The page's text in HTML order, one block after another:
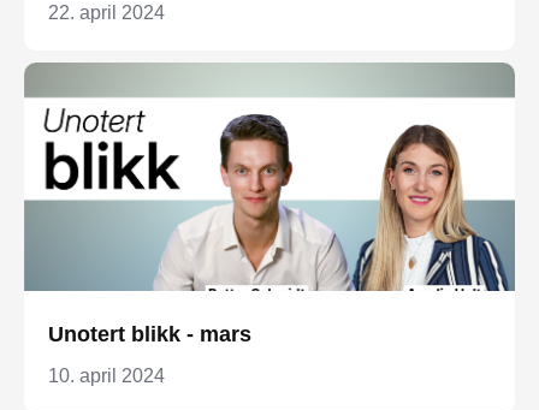
22. april 2024
Unotert blikk - mars
10. april 2024